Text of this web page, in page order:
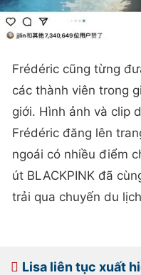
Frédéric cũng từng
các thành viên trong
giới. Hình ảnh và clip
Frédéric đăng lên
ngoái có nhiều điểm
út BLACKPINK đã
trải qua chuyến du
Lisa liên tục xuất